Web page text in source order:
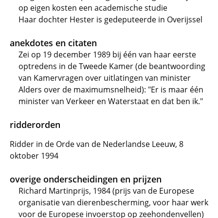
op eigen kosten een academische studie
Haar dochter Hester is gedeputeerde in Overijssel
anekdotes en citaten
Zei op 19 december 1989 bij één van haar eerste
optredens in de Tweede Kamer (de beantwoording
van Kamervragen over uitlatingen van minister
Alders over de maximumsnelheid): "Er is maar één
minister van Verkeer en Waterstaat en dat ben ik."
ridderorden
Ridder in de Orde van de Nederlandse Leeuw, 8
oktober 1994
overige onderscheidingen en prijzen
Richard Martinprijs, 1984 (prijs van de Europese
organisatie van dierenbescherming, voor haar werk
voor de Europese invoerstop op zeehondenvellen)